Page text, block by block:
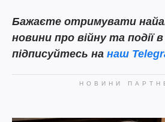
Бажаєте отримувати
новини про війну та події в
підписуйтесь на наш